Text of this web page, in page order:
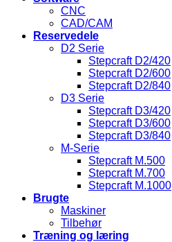
CNC
CAD/CAM
Reservedele
D2 Serie
Stepcraft D2/420
Stepcraft D2/600
Stepcraft D2/840
D3 Serie
Stepcraft D3/420
Stepcraft D3/600
Stepcraft D3/840
M-Serie
Stepcraft M.500
Stepcraft M.700
Stepcraft M.1000
Brugte
Maskiner
Tilbehør
Træning og læring